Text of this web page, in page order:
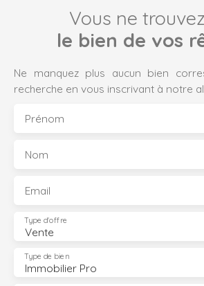
Vous ne
le bien de vos
Ne manquez plus aucun bien
recherche en vous inscrivant à notre
Prénom
Nom
Email
Vente
Type d'offre
Immobilier Pro
Type de bien